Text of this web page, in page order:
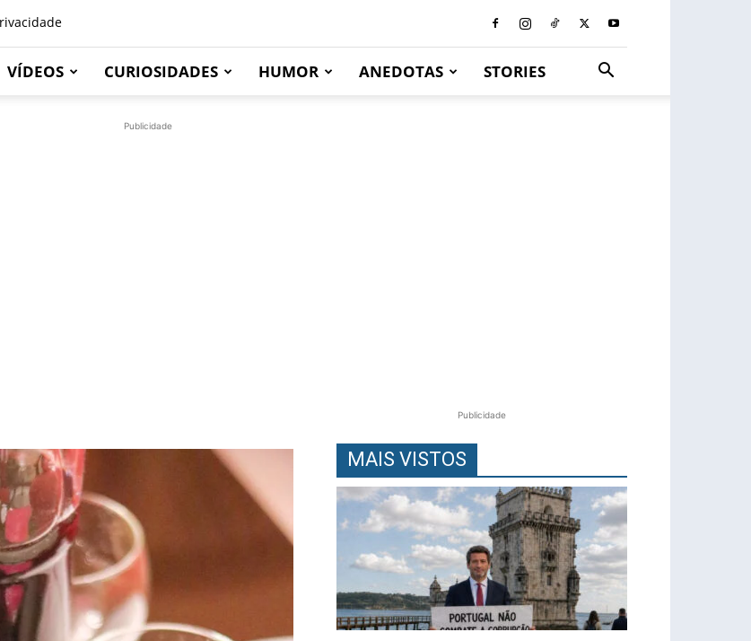
VÍDEOS CURIOSIDADES HUMOR ANEDOTAS STORIES
Publicidade
Publicidade
MAIS VISTOS